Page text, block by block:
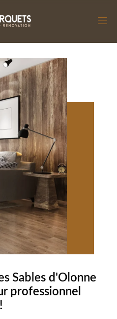
Sables d'Olonne
professionnel